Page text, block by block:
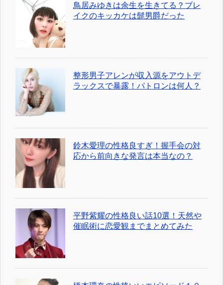
鳥居みゆきは余生を生きてる？ブレ
イクのキッカケは髭男爵だった
整形男子アレンが収入源をアウトデ
ラックスで暴露！パトロンは何人？
鈴木愛理の性格良すぎ！握手会の対
応から前向きな発言は本当なの？
平野紫耀の性格良い話10選！天然や
催眠術に恋愛観までまとめてみた